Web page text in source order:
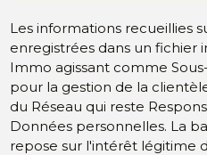
Les informations recueillies
enregistrées dans un fichier
Immo agissant comme
pour la gestion de la
du Réseau qui reste
Données personnelles. La
repose sur l'intérêt légitime